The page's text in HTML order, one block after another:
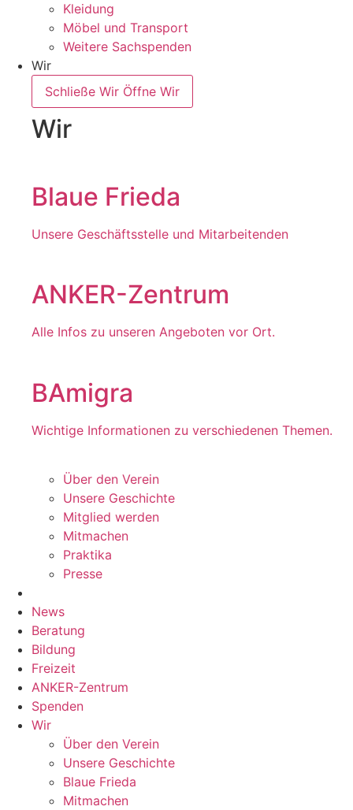
Kleidung
Möbel und Transport
Weitere Sachspenden
Wir
Schließe Wir Öffne Wir
Wir
Blaue Frieda
Unsere Geschäftsstelle und Mitarbeitenden
ANKER-Zentrum
Alle Infos zu unseren Angeboten vor Ort.
BAmigra
Wichtige Informationen zu verschiedenen Themen.
Über den Verein
Unsere Geschichte
Mitglied werden
Mitmachen
Praktika
Presse
News
Beratung
Bildung
Freizeit
ANKER-Zentrum
Spenden
Wir
Über den Verein
Unsere Geschichte
Blaue Frieda
Mitmachen